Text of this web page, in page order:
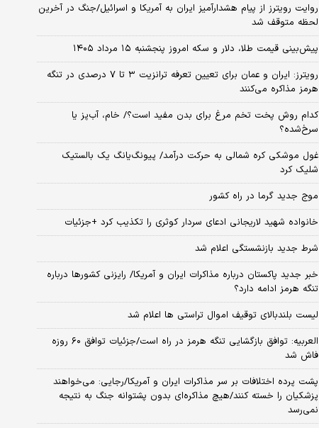
روایت رویترز از پیام هشدارآمیز ایران به آمریکا و اسرائیل/جنگ در آخرین
لحظه متوقف شد
پیش‌بینی قیمت طلا، دلار و سکه امروز پنجشنبه ۱۵ مرداد ۱۴۰۵
رویترز: ایران و عمان برای تعیین تعرفه ترانزیت ۳ تا ۷ درصدی در تنگه
هرمز مذاکره می‌کنند
کدام روش پخت تخم مرغ برای بدن مفید است؟/ خام، آب‌پز یا
سرخ‌شده؟
غول موشکی کره شمالی به حرکت درآمد/ پیونگ‌یانگ یک بالستیک
شلیک کرد
موج جدید گرما در راه کشور
خانواده شهید لاریجانی ادعای سردار کوثری را تکذیب کرد +جزئیات
شرط جدید بازنشستگی اعلام شد
خبر جدید پاکستان درباره مذاکرات ایران و آمریکا/ رایزنی کشورها درباره
تنگه هرمز ادامه دارد؟
لیست بلندبالای توقیف اموال تراستی ها اعلام شد
العربیه: توافق بازگشایی تنگه هرمز در راه است/جزئیات توافق ۶۰ روزه
فاش شد
پشت پرده اختلافات بر سر مذاکرات ایران و آمریکا/رجایی: می‌خواهند
پزشکیان را خسته کنند/هیچ مذاکره‌ای بدون پشتوانه جنگ به نتیجه
نمی‌رسد